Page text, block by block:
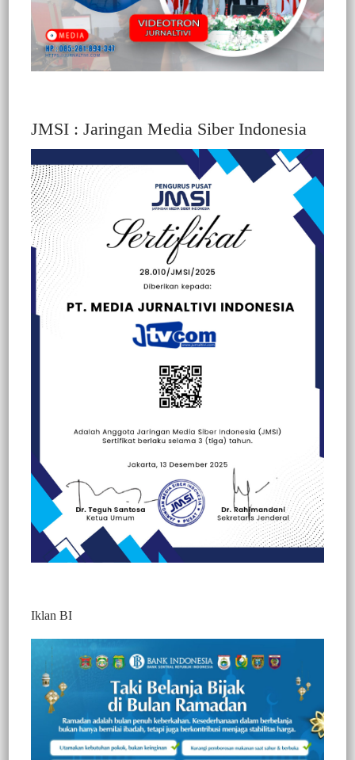
BERITA VIDEO : MENANGGAPI
KERESAHAN WARGA AKIBAT
GETARAN, PLTA MALEA AKAN
DATANGKAN AHLI
Redaksi Jurnaltivi
0 Min Baca
Sabtu, 12 Juni 2021
323
JMSI : Jaringan Media Siber Indonesia
Iklan BI